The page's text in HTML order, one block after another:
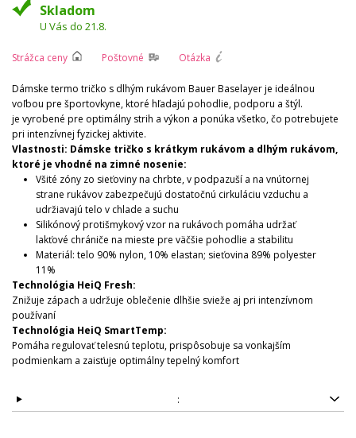
Skladom
U Vás do 21.8.
Strážca ceny Poštovné Otázka
Dámske termo tričko s dlhým rukávom Bauer Baselayer je ideálnou
voľbou pre športovkyne, ktoré hľadajú pohodlie, podporu a štýl.
je vyrobené pre optimálny strih a výkon a ponúka všetko, čo potrebujete
pri intenzívnej fyzickej aktivite.
Vlastnosti: Dámske tričko s krátkym rukávom a dlhým rukávom,
ktoré je vhodné na zimné nosenie:
Všité zóny zo sieťoviny na chrbte, v podpazuší a na vnútornej
strane rukávov zabezpečujú dostatočnú cirkuláciu vzduchu a
udržiavajú telo v chlade a suchu
Silikónový protišmykový vzor na rukávoch pomáha udržať
lakťové chrániče na mieste pre väčšie pohodlie a stabilitu
Materiál: telo 90% nylon, 10% elastan; sieťovina 89% polyester
11%
Technológia HeiQ Fresh:
Znižuje zápach a udržuje oblečenie dlhšie svieže aj pri intenzívnom
používaní
Technológia HeiQ SmartTemp:
Pomáha regulovať telesnú teplotu, prispôsobuje sa vonkajším
podmienkam a zaisťuje optimálny tepelný komfort
: